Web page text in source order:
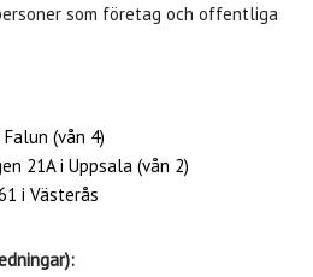
som företag och offentliga
(vån 4)
21A i Uppsala (vån 2)
i Västerås